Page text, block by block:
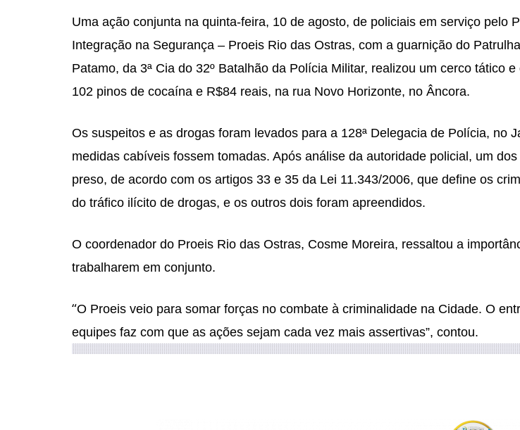
Uma ação conjunta na quinta-feira, 10 de agosto, de policiais em serviço pelo
Integração na Segurança – Proeis Rio das Ostras, com a guarnição do
Patamo, da 3ª Cia do 32º Batalhão da Polícia Militar, realizou um cerco tático
102 pinos de cocaína e R$84 reais, na rua Novo Horizonte, no Âncora.
Os suspeitos e as drogas foram levados para a 128ª Delegacia de Polícia, no
medidas cabíveis fossem tomadas. Após análise da autoridade policial, um
preso, de acordo com os artigos 33 e 35 da Lei 11.343/2006, que define os
do tráfico ilícito de drogas, e os outros dois foram apreendidos.
O coordenador do Proeis Rio das Ostras, Cosme Moreira, ressaltou a
trabalharem em conjunto.
“O Proeis veio para somar forças no combate à criminalidade na Cidade. O
equipes faz com que as ações sejam cada vez mais assertivas”, contou.